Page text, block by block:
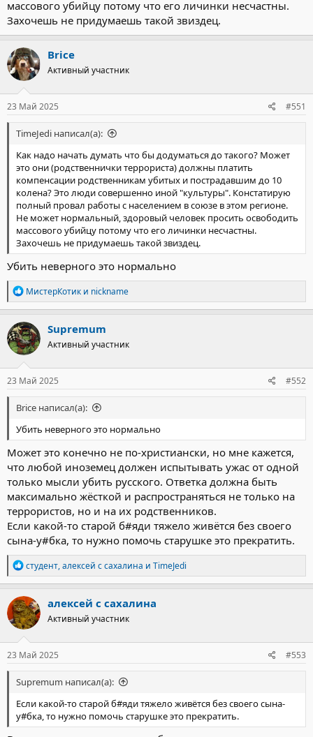
четверых детей.
Как удалось выяснить Сиб.фм, спустя год после трагедии отец
террориста вынужден заниматься частным извозом, чтобы
прокормить 11 членов семьи. Уточняется, что сейчас он
единственный кормилец. Ранее всю семью обеспечивал
Далержон. Заработанные в России деньги он отправлял
родным в Таджикистан. Но вот уже больше года, как он сидит в
СИЗО по обвинению в совершении теракта и не контактирует с
нам тяжело. Наша невестка больна, жена Далержона. Дети
страдают, они голодны и несчастны. Я только на телефоне в
новостях вижу его, какой он избитый и поникший. Хоть бы раз
дали возможность связаться с ним», – рассказывает мать
Гулракат Мирзоева.
По её словам, сын сниться ей каждую ночь и просит прощение.
Также она отметила, что им приходится голодать и жить в
нищете. Родственники и соседи приносят им продукты и
медикаменты.
«Ничего, что мы голодаем, но пусть его освободят и вернут к
своим четырём несовершеннолетним детям», – говорит мать
террориста.
Далержон женился в 2017 году. У него четверо детей — три
Напомним, теракт в «Крокус Сити Холл» произошёл 22 марта
захватчиков открыла огонь по посетителям, в результате чего
погибли около 150 человек. К данному моменту под стражей
находятся 20 фигурантов дела – четверо исполнителей (один из
и 16 соучастников.
-----------------------------
*Далерджон Мирзоев* — признан Росфинмониторингом
экстремистом и террористом.
https://sib.fm/news/2025/05/21/golo...rokusa-iz-novosibirska-
chtoby-prokormit-detej
массового убийцу потому что его личинки несчастны.
Захочешь не придумаешь такой звиздец.
Brice
Активный участник
23 Май 2025 #551
TimeJedi написал(а):
Как надо начать думать что бы додуматься до такого? Может
это они (родственнички террориста) должны платить
компенсации родственникам убитых и пострадавшим до 10
колена? Это люди совершенно иной "культуры". Констатирую
полный провал работы с населением в союзе в этом регионе.
Не может нормальный, здоровый человек просить освободить
массового убийцу потому что его личинки несчастны.
Захочешь не придумаешь такой звиздец.
Убить неверного это нормально
Р
е
а
к
ц
и
и
:
МистерКотик и nickname
Supremum
Активный участник
23 Май 2025 #552
Brice написал(а):
Убить неверного это нормально
Может это конечно не по-христиански, но мне кажется,
что любой иноземец должен испытывать ужас от одной
только мысли убить русского. Ответка должна быть
максимально жёсткой и распространяться не только на
террористов, но и на их родственников.
Если какой-то старой б#яди тяжело живётся без своего
сына-у#бка, то нужно помочь старушке это прекратить.
Р
е
а
к
ц
и
и
:
студент,алексей с сахалина и TimeJedi
алексей с сахалина
Активный участник
23 Май 2025 #553
Supremum написал(а):
Если какой-то старой б#яди тяжело живётся без своего сына-
у#бка, то нужно помочь старушке это прекратить.